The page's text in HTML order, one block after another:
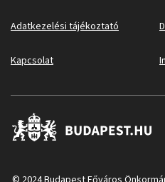
Adatkezelési tájékoztató
Kapcsolat